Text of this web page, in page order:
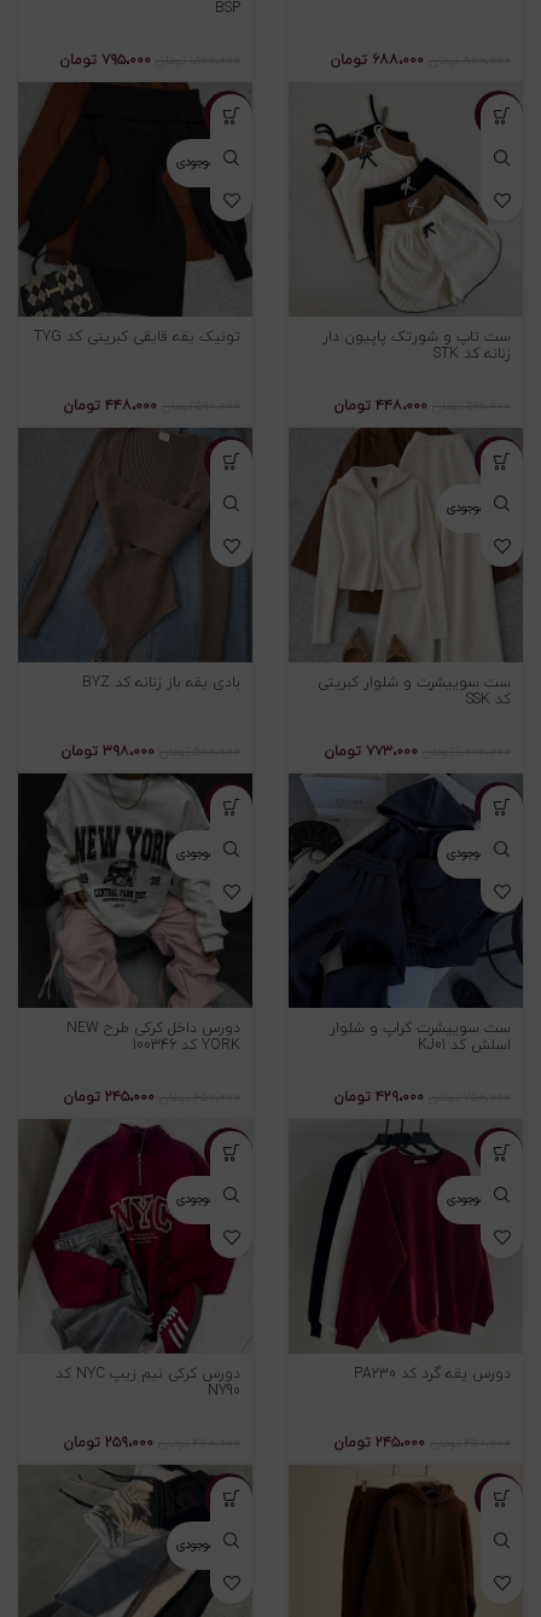
۶۸۸،۰۰۰ تومان
BSP
۷۹۵،۰۰۰ تومان
-۲۴%
ست تاپ و شورتک پاپیون دار
زنانه کد STK
۴۴۸،۰۰۰ تومان
-۲۴%
اتمام موجودی
تونیک یقه قایقی کبریتی کد TYG
۴۴۸،۰۰۰ تومان
-۲۳%
اتمام موجودی
ست سوییشرت و شلوار کبریتی
کد SSK
۷۷۳،۰۰۰ تومان
-۲۰%
بادی یقه باز زنانه کد BYZ
۳۹۸،۰۰۰ تومان
-۴۳%
اتمام موجودی
ست سوییشرت کراپ و شلوار
اسلش کد KJ01
۴۲۹،۰۰۰ تومان
-۴۶%
اتمام موجودی
دورس داخل کرکی طرح NEW
YORK کد 100346
۲۴۵،۰۰۰ تومان
-۴۶%
اتمام موجودی
دورس یقه گرد کد PA230
۲۴۵،۰۰۰ تومان
-۴۵%
اتمام موجودی
دورس کرکی نیم زیپ NYC کد
NY90
۲۵۹،۰۰۰ تومان
-۴۴% -۴۶%
اتمام موجودی